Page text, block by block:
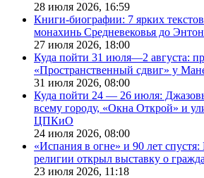
28 июля 2026, 16:59
Книги-биографии: 7 ярких
монахинь Средневековья до
27 июля 2026, 18:00
Куда пойти 31 июля—2 августа:
«Пространственный сдвиг» у
31 июля 2026, 08:00
Куда пойти 24 — 26 июля:
всему городу, «Окна Открой» и
ЦПКиО
24 июля 2026, 08:00
«Испания в огне» и 90 лет
религии открыл выставку о
23 июля 2026, 11:18